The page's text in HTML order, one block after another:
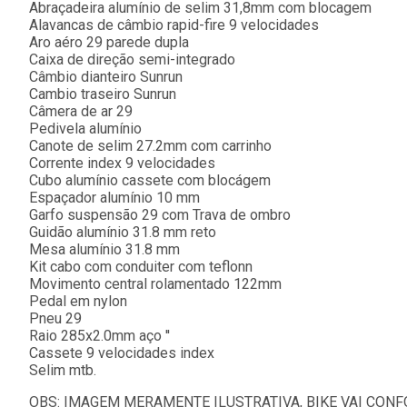
Abraçadeira alumínio de selim 31,8mm com blocagem
Alavancas de câmbio rapid-fire 9 velocidades
Aro aéro 29 parede dupla
Caixa de direção semi-integrado
Câmbio dianteiro Sunrun
Cambio traseiro Sunrun
Câmera de ar 29
Pedivela alumínio
Canote de selim 27.2mm com carrinho
Corrente index 9 velocidades
Cubo alumínio cassete com blocágem
Espaçador alumínio 10 mm
Garfo suspensão 29 com Trava de ombro
Guidão alumínio 31.8 mm reto
Mesa alumínio 31.8 mm
Kit cabo com conduiter com teflonn
Movimento central rolamentado 122mm
Pedal em nylon
Pneu 29
Raio 285x2.0mm aço ''
Cassete 9 velocidades index
Selim mtb.
OBS: IMAGEM MERAMENTE ILUSTRATIVA, BIKE VAI